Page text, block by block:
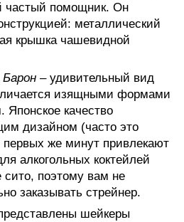
частый помощник. Он
металлический
крышка чашевидной
– удивительный вид
изящными формами
качество
дизайном (часто это
первых же минут привлекают
алкогольных коктейлей
сито, поэтому вам не
заказывать стрейнер.
шейкеры